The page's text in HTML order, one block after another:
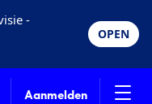
-
OPEN
Aanmelden